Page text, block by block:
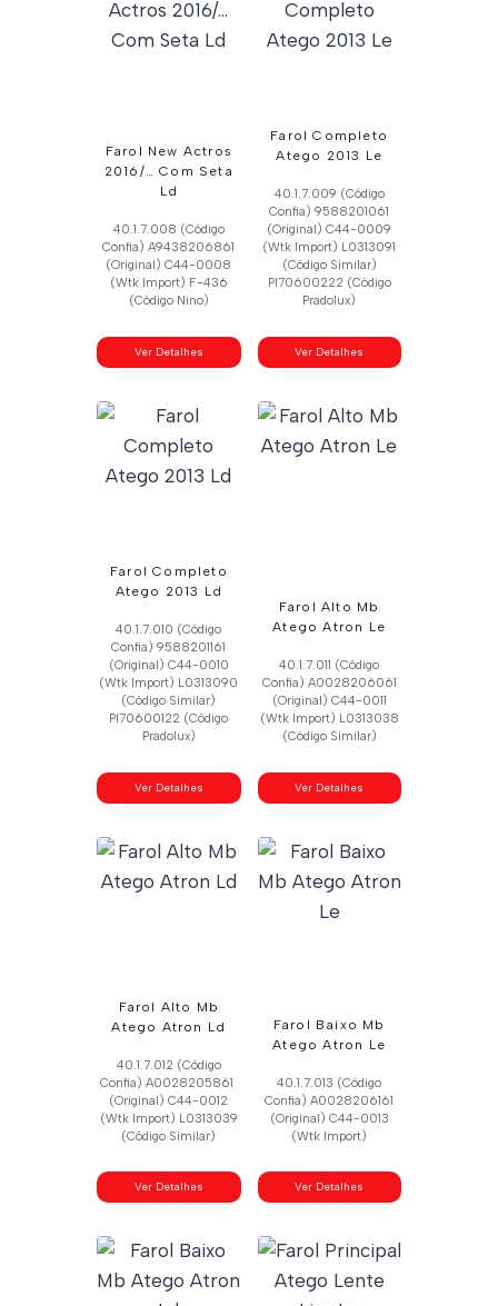
Farol New Actros
2016/… Com Seta
Ld
40.1.7.008 (Código
Confia) A9438206861
(Original) C44-0008
(Wtk Import) F-436
(Código Nino)
Ver Detalhes
Farol Completo
Atego 2013 Le
40.1.7.009 (Código
Confia) 9588201061
(Original) C44-0009
(Wtk Import) L0313091
(Código Similar)
Pl70600222 (Código
Pradolux)
Ver Detalhes
Farol Completo
Atego 2013 Ld
40.1.7.010 (Código
Confia) 9588201161
(Original) C44-0010
(Wtk Import) L0313090
(Código Similar)
Pl70600122 (Código
Pradolux)
Ver Detalhes
Farol Alto Mb
Atego Atron Le
40.1.7.011 (Código
Confia) A0028206061
(Original) C44-0011
(Wtk Import) L0313038
(Código Similar)
Ver Detalhes
Farol Alto Mb
Atego Atron Ld
40.1.7.012 (Código
Confia) A0028205861
(Original) C44-0012
(Wtk Import) L0313039
(Código Similar)
Ver Detalhes
Farol Baixo Mb
Atego Atron Le
40.1.7.013 (Código
Confia) A0028206161
(Original) C44-0013
(Wtk Import)
Ver Detalhes